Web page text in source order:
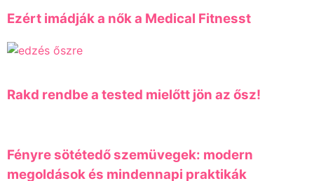
Ezért imádják a nők a Medical Fitnesst
Rakd rendbe a tested mielőtt jön az ősz!
Fényre sötétedő szemüvegek: modern
megoldások és mindennapi praktikák